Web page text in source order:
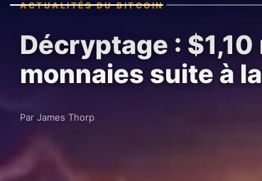
ACTUALITÉS DU BITCOIN
Décryptage :
monnaies suite à
Par James Thorp